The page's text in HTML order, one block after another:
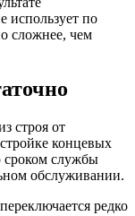
использует по
сложнее, чем
строя от
концевых
сроком службы
обслуживании.
редко